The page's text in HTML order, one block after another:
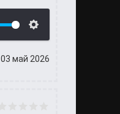
03 май 2026